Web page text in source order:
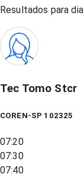
Resultados para dia
Tec Tomo Stcr
COREN-SP 102325
07:20
07:30
07:40